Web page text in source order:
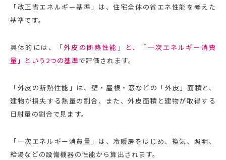
「改正省エネルギー基準」は、住宅全体の省エネ性能を考えた
基準です。
具体的には、
「外皮の断熱性能」と、「一次エネルギー消費
量」という2つの基準で評価されます。
「外皮の断熱性能」は、壁・屋根・窓などの「外皮」面積と、
建物が損失する熱量の割合、また、外皮面積と建物が取得する
日射量の割合で見ます。
「一次エネルギー消費量」は、冷暖房をはじめ、換気、照明、
給湯などの設備機器の性能から算出されます。